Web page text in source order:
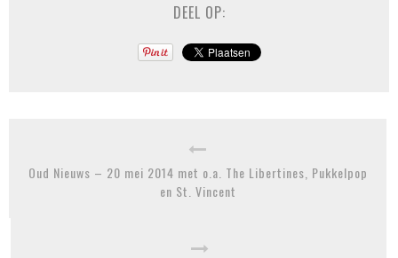
DEEL OP:
Oud Nieuws – 20 mei 2014 met o.a. The Libertines, Pukkelpop
en St. Vincent